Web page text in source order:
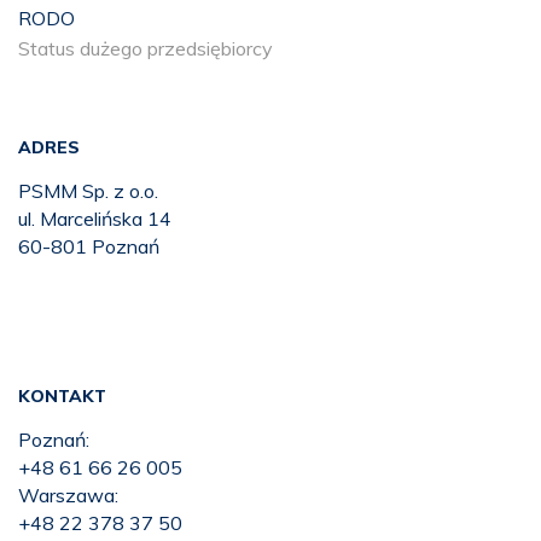
RODO
Status dużego przedsiębiorcy
ADRES
PSMM Sp. z o.o.
ul. Marcelińska 14
60-801 Poznań
KONTAKT
Poznań:
+48 61 66 26 005
Warszawa:
+48 22 378 37 50